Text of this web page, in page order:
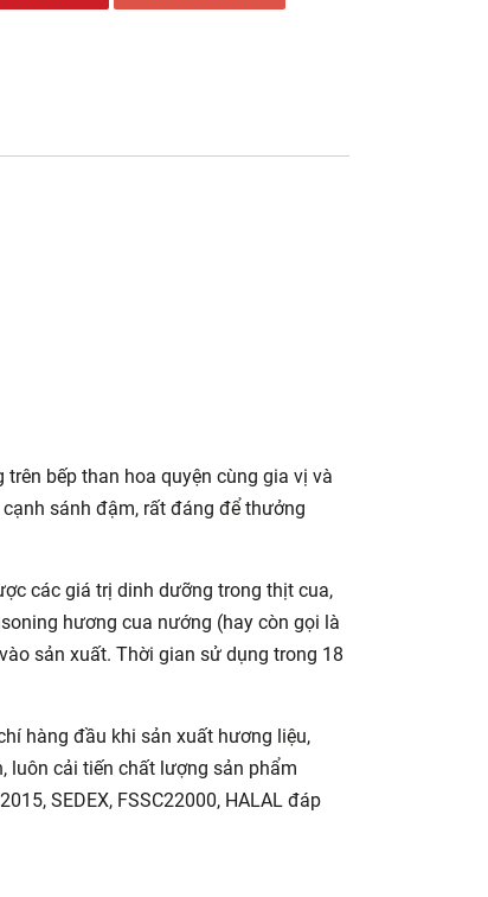
bếp than hoa quyện cùng gia vị và
sánh đậm, rất đáng để thưởng
các giá trị dinh dưỡng trong thịt cua,
hương cua nướng (hay còn gọi là
sản xuất. Thời gian sử dụng trong 18
hàng đầu khi sản xuất hương liệu,
luôn cải tiến chất lượng sản phẩm
SEDEX, FSSC22000, HALAL đáp